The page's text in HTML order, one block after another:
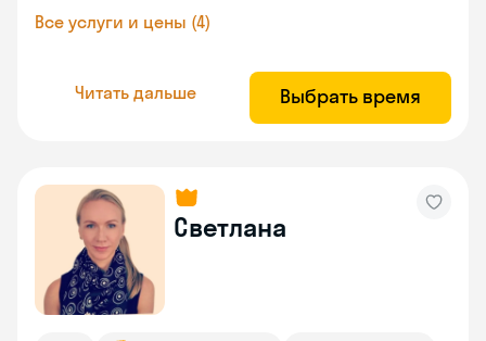
Все услуги и цены (4)
Читать дальше Выбрать время
Светлана